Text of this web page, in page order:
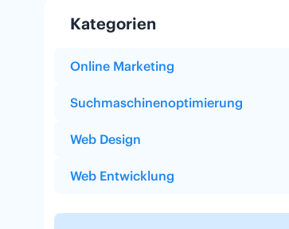
Kategorien
Online Marketing
Suchmaschinenoptimierung
Web Design
Web Entwicklung